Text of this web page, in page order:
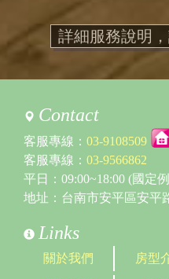
詳細服務說明
Contact
客服專線： 03-9108509
客服專線： 03-9566862
平日：09:00~18:00 (國定
地址：台南市安平區安平
Links
關於我們 房型